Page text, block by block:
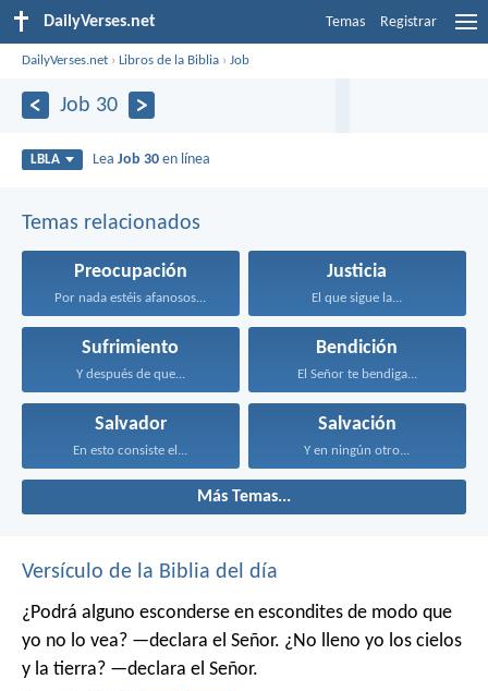
DailyVerses.net Temas Registrar
DailyVerses.net ›Libros de la Biblia ›Job
Job 30
LBLA LeaJob 30 en línea
Temas relacionados
Preocupación
Por nada estéis afanosos...
Justicia
El que sigue la...
Sufrimiento
Y después de que...
Bendición
El Señor te bendiga...
Salvador
En esto consiste el...
Salvación
Y en ningún otro...
Más Temas...
Versículo de la Biblia del día
¿Podrá alguno esconderse en escondites de modo que
yo no lo vea? —declara el Señor. ¿No lleno yo los cielos
y la tierra? —declara el Señor.